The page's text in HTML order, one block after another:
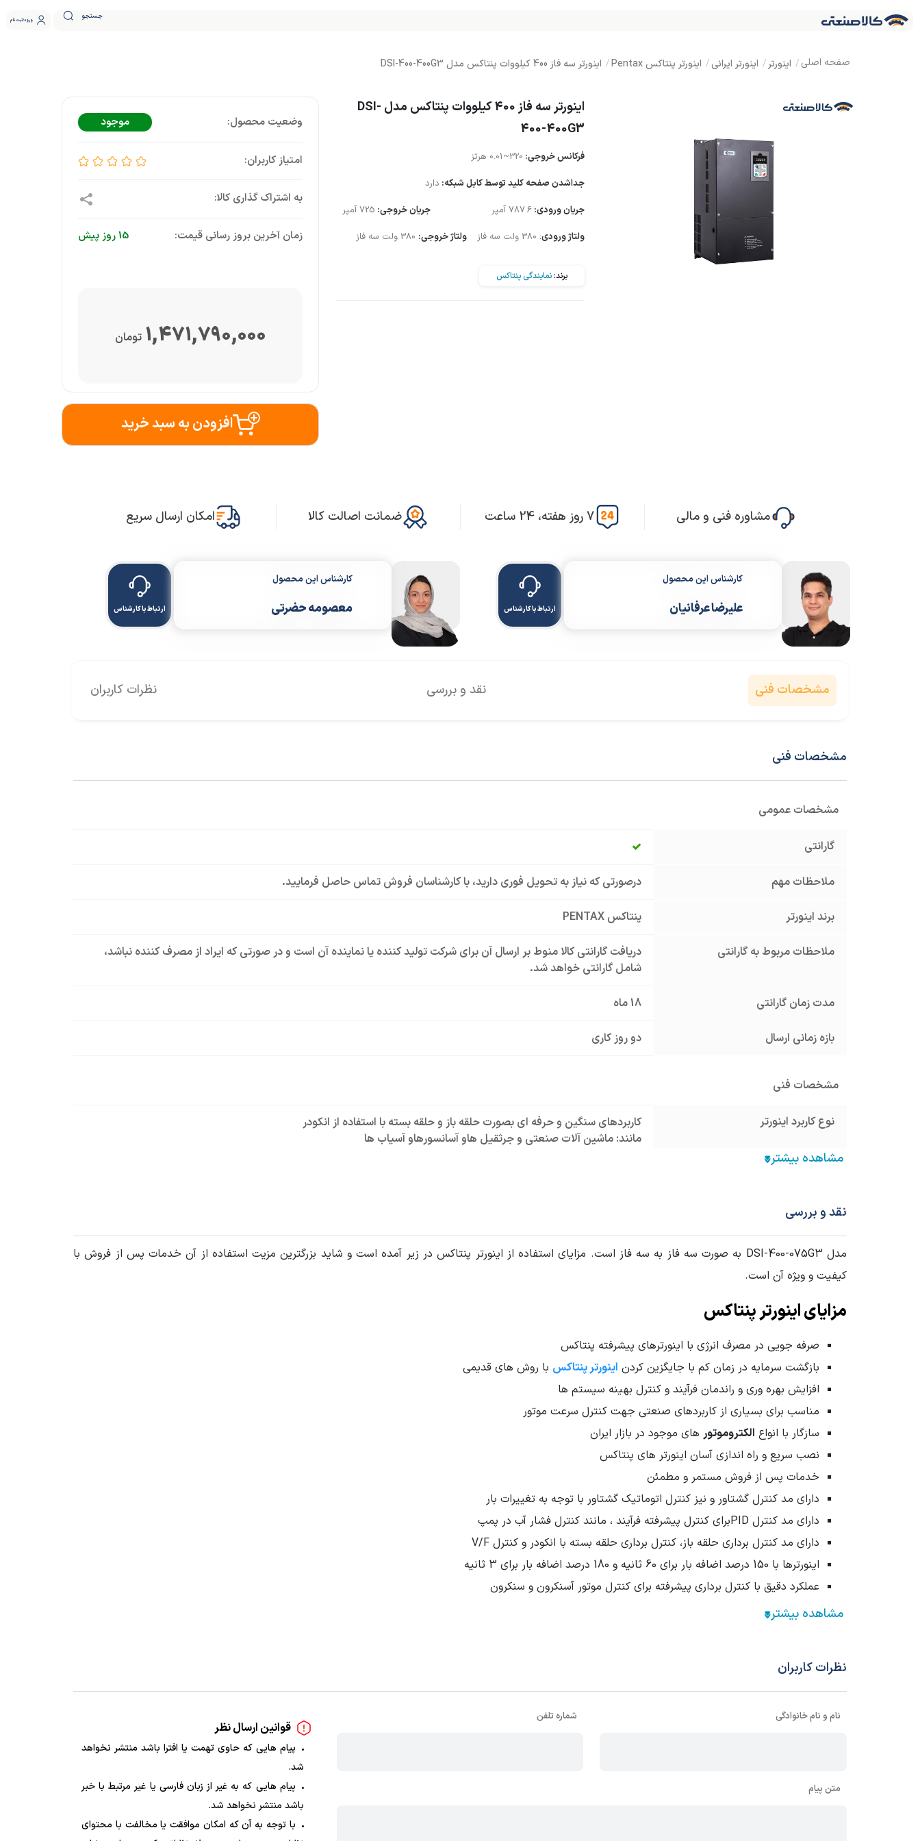
جستجو ورود ثبت نام
اینورتر اینورتر ایرانی اینورتر پنتاکس Pentax اینورتر سه فاز 400 کیلووات پنتاکس مدل DSI-400-400G3
اینورتر سه فاز 400 کیلووات پنتاکس مدل DSI-
400-400G3
فرکانس خروجی: 320~0.01 هرتز
جداشدن صفحه کلید توسط کابل شبکه: دارد
جریان ورودی: 787.6 آمپر جریان خروجی: 725 آمپر
ولتاژ ورودی: ولتاژ خروجی:
برند:نمایندگی پنتاکس
موجود
زمان آخرین بروز رسانی قیمت: 15 روز پیش
1,471,790,000 تومان
افزودن به سبد خرید
مشاوره فنی و مالی 7 روز هفته، 24 ساعت ضمانت اصالت کالا امکان ارسال سریع
کارشناس این محصول
علیرضا عرفانیان ارتباط با کارشناس
کارشناس این محصول
معصومه حضرتی ارتباط با کارشناس
مشخصات فنی نقد و بررسی نظرات کاربران
مشخصات فنی
مشخصات عمومی
گارانتی
ملاحظات مهم درصورتی که نیاز به تحویل فوری دارید، با کارشناسان فروش تماس حاصل فرمایید.
برند اینورتر پنتاکس PENTAX
ملاحظات مربوط به گارانتی
دریافت گارانتی کالا منوط بر ارسال آن برای شرکت تولید کننده یا نماینده آن است و در صورتی که ایراد از مصرف کننده نباشد،
شامل گارانتی خواهد شد.
مدت زمان گارانتی 18 ماه
بازه زمانی ارسال دو روز کاری
مشخصات فنی
نوع کاربرد اینورتر
کاربردهای سنگین و حرفه ای بصورت حلقه باز و حلقه بسته با استفاده از انکودر
مانند: ماشین آلات صنعتی و جرثقیل هاو آسانسورهاو آسیاب ها
مد کنترلی
شبکه
ابعاد mm (طول-عرض-ارتفاع) 69*30*34
سایر مشخصات
کاربردهای سنگین
مد کنترل برداری پیشرفته حلقه باز و حلقه بسته
دارای کی پد جدا شونده
مد کنترل PID پیشرفته
شبکه ارتباطی مدباس 485RS
سرعت پله ای تا 16 پله با PLC داخلی
دارای چهار شتاب مختلف
قابلیت کنترل از دو محل مستقل و دو منبع سرعت
نقد و بررسی
مدل DSI-400-075G3 به صورت سه فاز به سه فاز است. مزایای استفاده از اینورتر پنتاکس در زیر آمده است و شاید بزرگترین مزیت استفاده از آن خدمات پس از فروش با
کیفیت و ویژه آن است.
مزایای اینورتر پنتاکس
صرفه جویی در مصرف انرژی با اینورترهای پیشرفته پنتاکس
بازگشت سرمایه در زمان کم با جایگزین کردن اینورتر پنتاکس با روش های قدیمی
افزایش بهره وری و راندمان فرآیند و کنترل بهینه سیستم ها
مناسب برای بسیاری از کاربردهای صنعتی جهت کنترل سرعت موتور
سازگار با انواع الکتروموتور های موجود در بازار ایران
نصب سریع و راه اندازی آسان اینورتر های پنتاکس
خدمات پس از فروش مستمر و مطمئن
دارای مد کنترل گشتاور و نیز کنترل اتوماتیک گشتاور با توجه به تغییرات بار
دارای مد کنترل PIDبرای کنترل پیشرفته فرآیند ، مانند کنترل فشار آب در پمپ
دارای مد کنترل برداری حلقه باز، کنترل برداری حلقه بسته با انکودر و کنترل V/F
اینورترها با 150 درصد اضافه بار برای 60 ثانیه و 180 درصد اضافه بار برای 3 ثانیه
عملکرد دقیق با کنترل برداری پیشرفته برای کنترل موتور آسنکرون و سنکرون
اینورتر پنتاکسدر ایران
نظرات کاربران
قوانین ارسال نظر
پیام هایی که حاوی تهمت یا افترا باشد منتشر نخواهد
شد.
پیام هایی که به غیر از زبان فارسی یا غیر مرتبط با خبر
باشد منتشر نخواهد شد.
با توجه به آن که امکان موافقت یا مخالفت با محتوای
نام و نام خانوادگی شماره تلفن
متن پیام